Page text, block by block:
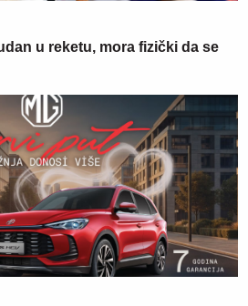
u reketu, mora fizički da se